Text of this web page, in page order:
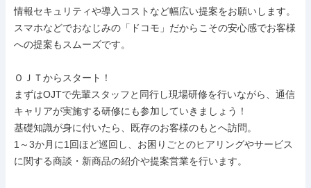
情報セキュリティや導入コストなど幅広い提案をお願いします。
スマホなどでおなじみの「ドコモ」だからこその安心感でお客様
への提案もスムーズです。
ＯＪＴからスタート！
まずはOJTで先輩スタッフと同行し現場研修を行いながら、通信
キャリアが実施する研修にも参加していきましょう！
基礎知識が身に付いたら、既存のお客様のもとへ訪問。
1～3か月に1回ほど巡回し、お困りごとのヒアリングやサービス
に関する商談・新商品の紹介や提案営業を行います。